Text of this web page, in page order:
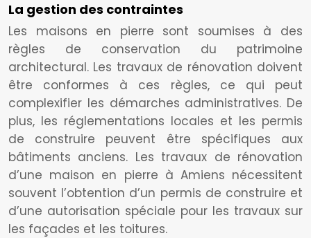
La gestion des contraintes
Les maisons en pierre sont soumises à des
règles de conservation du patrimoine
architectural. Les travaux de rénovation doivent
être conformes à ces règles, ce qui peut
complexifier les démarches administratives. De
plus, les réglementations locales et les permis
de construire peuvent être spécifiques aux
bâtiments anciens. Les travaux de rénovation
d’une maison en pierre à Amiens nécessitent
souvent l’obtention d’un permis de construire et
d’une autorisation spéciale pour les travaux sur
les façades et les toitures.